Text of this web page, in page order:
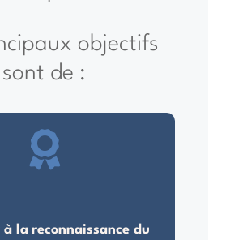
objectifs
sont de :

à la reconnaissance du